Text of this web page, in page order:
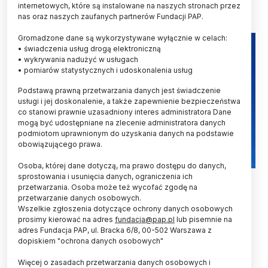
Fot. Adobe Stock
Przy globalnym wzroście temperatury o 2 st. C
miliard ludzi znajdzie się w strefie ekstremalnych,
zagrażających życiu upałów – informuje we
wtorek "The Guardian", przekazując ostrzeżenie
narodowego serwisu meteorologicznego Wielkiej
Brytanii, Met Office.
internetowych, które są instalowane na naszych stronach przez
nas oraz naszych zaufanych partnerów Fundacji PAP.
Gromadzone dane są wykorzystywane wyłącznie w celach:
• świadczenia usług drogą elektroniczną
• wykrywania nadużyć w usługach
• pomiarów statystycznych i udoskonalenia usług
Podstawą prawną przetwarzania danych jest świadczenie
usługi i jej doskonalenie, a także zapewnienie bezpieczeństwa
co stanowi prawnie uzasadniony interes administratora Dane
mogą być udostępniane na zlecenie administratora danych
podmiotom uprawnionym do uzyskania danych na podstawie
obowiązującego prawa.
Osoba, której dane dotyczą, ma prawo dostępu do danych,
sprostowania i usunięcia danych, ograniczenia ich
przetwarzania. Osoba może też wycofać zgodę na
przetwarzanie danych osobowych.
Wszelkie zgłoszenia dotyczące ochrony danych osobowych
prosimy kierować na adres fundacja@pap.pl lub pisemnie na
adres Fundacja PAP, ul. Bracka 6/8, 00-502 Warszawa z
dopiskiem "ochrona danych osobowych"
Więcej o zasadach przetwarzania danych osobowych i